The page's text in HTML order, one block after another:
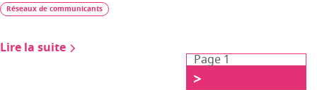
Lire la suite
Réseaux de communicants
Page 1
>